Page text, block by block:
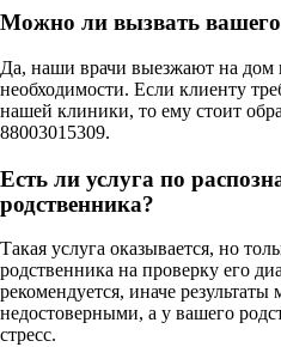
Можно ли вызвать
Да, наши врачи выезжают на дом
необходимости. Если клиенту
нашей клиники, то ему стоит
88003015309.
Есть ли услуга по
родственника?
Такая услуга оказывается, но
родственника на проверку его
рекомендуется, иначе результаты
недостоверными, а у вашего
стресс.